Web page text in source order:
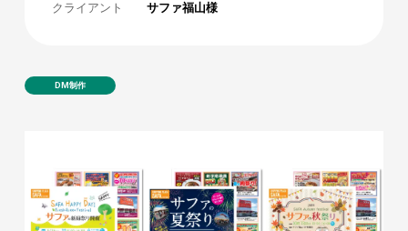
クライアント
サファ福山様
DM制作